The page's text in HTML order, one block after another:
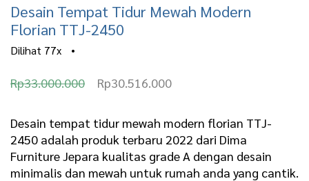
Desain Tempat Tidur Mewah Modern
Florian TTJ-2450
Dilihat 77x •
Rp33.000.000
O
i
g
i
Rp30.516.000C
r
r
e
Desain tempat tidur mewah modern florian TTJ-
2450 adalah produk terbaru 2022 dari Dima
Furniture Jepara kualitas grade A dengan desain
minimalis dan mewah untuk rumah anda yang cantik.